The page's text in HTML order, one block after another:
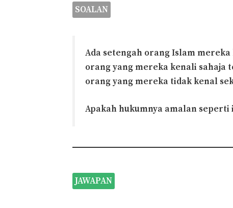
SOALAN
Ada setengah orang Islam
orang yang mereka kenali sahaja
orang yang mereka tidak kenal
Apakah hukumnya amalan seperti
JAWAPAN